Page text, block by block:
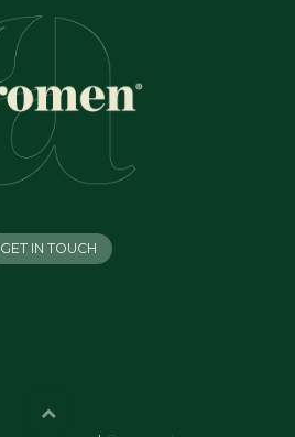
GET IN TOUCH